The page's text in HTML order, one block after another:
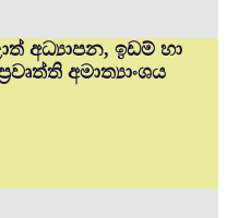
අධ්‍යාපන, ඉඩම් හා
අමාත්‍යාංශය